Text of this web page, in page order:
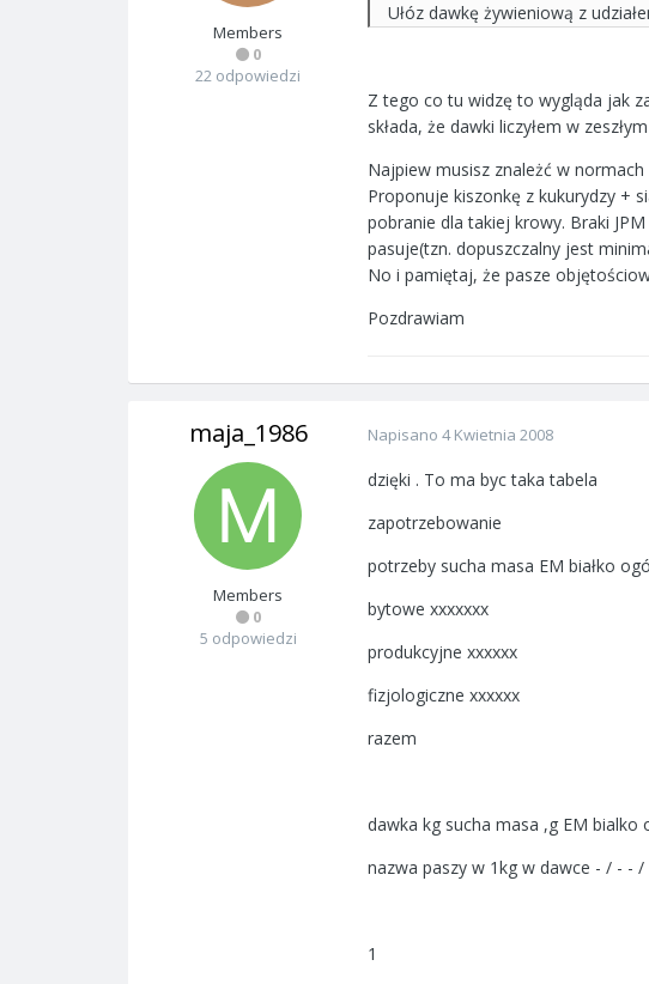
Members
0
22 odpowiedzi
Ułóz dawkę żywieniową z
Z tego co tu widzę to wygląda jak
składa, że dawki liczyłem w
Najpiew musisz znależć w
Proponuje kiszonkę z kukurydzy +
pobranie dla takiej krowy. Braki
pasuje(tzn. dopuszczalny jest
No i pamiętaj, że pasze
Pozdrawiam
maja_1986
Members
0
5 odpowiedzi
Napisano 4 Kwietnia 2008
dzięki . To ma byc taka tabela
zapotrzebowanie
potrzeby sucha masa EM białko
bytowe xxxxxxx
produkcyjne xxxxxx
fizjologiczne xxxxxx
razem
dawka kg sucha masa ,g EM bialko
nazwa paszy w 1kg w dawce - / - - /
1